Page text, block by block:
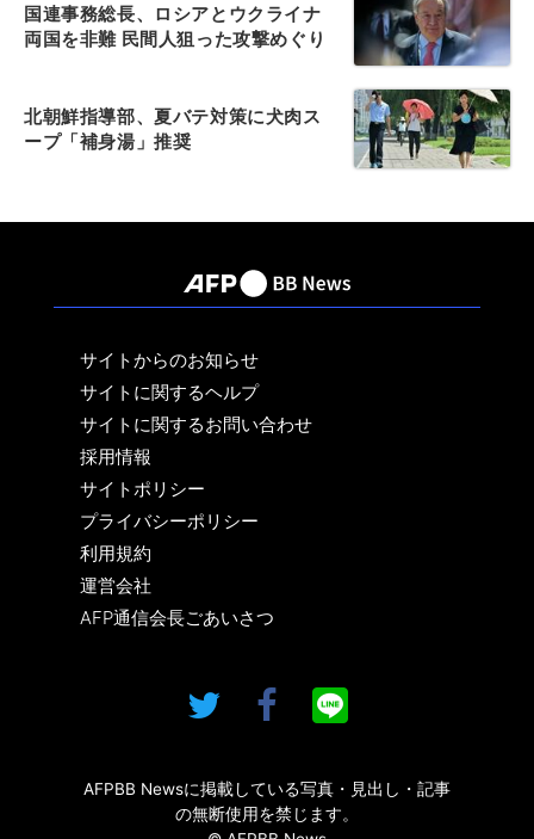
国連事務総長、ロシアとウクライナ
両国を非難 民間人狙った攻撃めぐり
北朝鮮指導部、夏バテ対策に犬肉ス
ープ「補身湯」推奨
サイトからのお知らせ
サイトに関するヘルプ
サイトに関するお問い合わせ
採用情報
サイトポリシー
プライバシーポリシー
利用規約
運営会社
AFP通信会長ごあいさつ
AFPBB Newsに掲載している写真・見出し・記事
の無断使用を禁じます。